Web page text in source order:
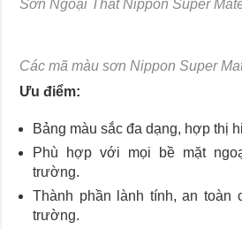
Sơn Ngoại Thất Nippon Super
Các mã màu sơn Nippon Super
Ưu điểm:
Bảng màu sắc đa dạng, hợp thị
Phù hợp với mọi bề mặt
trường.
Thành phần lành tính, an toàn
trường.